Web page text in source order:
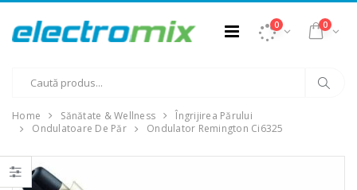
0 0
Home Sănătate & Wellness
Îngrijirea Părului
Ondulatoare De Păr
Ondulator Remington Ci6325